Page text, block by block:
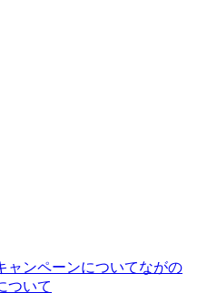
ャンペーンについてながの
ついて